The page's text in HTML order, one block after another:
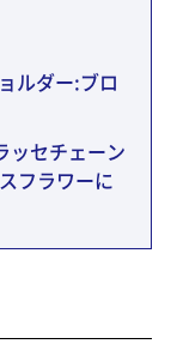
ルダー:ブロ
ッセチェーン
フラワーに